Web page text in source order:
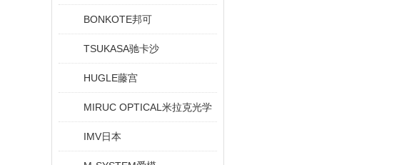
BONKOTE邦可
TSUKASA驰卡沙
HUGLE藤宫
MIRUC OPTICAL米拉克光学
IMV日本